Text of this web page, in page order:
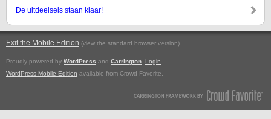
De uitdeelsels staan klaar!
Exit the Mobile Edition (view the standard browser version).
Proudly powered by WordPress and Carrington
Login
WordPress Mobile Edition available from Crowd Favorite.